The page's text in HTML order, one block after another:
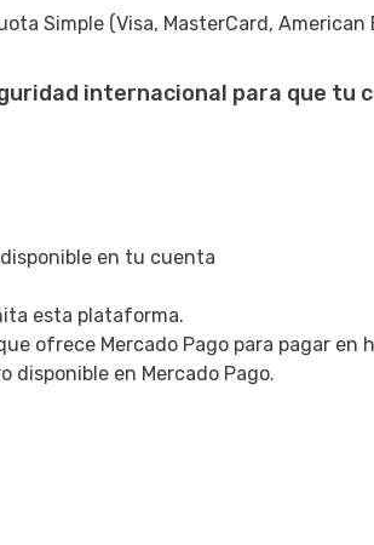
Simple (Visa, MasterCard, American
internacional para que
en tu cuenta
esta plataforma.
ofrece Mercado Pago para pagar
en Mercado Pago.